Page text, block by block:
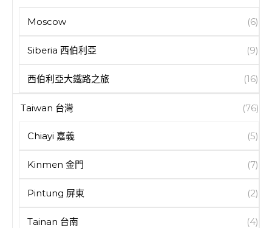
Moscow (6)
Siberia 西伯利亞 (9)
西伯利亞大鐵路之旅 (16)
Taiwan 台灣 (76)
Chiayi 嘉義 (5)
Kinmen 金門 (7)
Pintung 屏東 (2)
Tainan 台南 (4)